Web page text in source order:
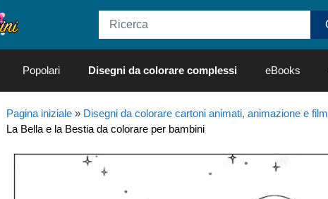
Popolari Disegni da colorare complessi eBooks
Pagina iniziale» Disegni da colorare cartoni animati, animazione e film
La Bella e la Bestia da colorare per bambini